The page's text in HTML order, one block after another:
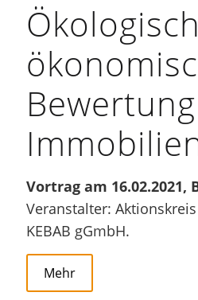
Vortrag am 16.02.2021,
Veranstalter: Aktionskreis
KEBAB gGmbH.
Mehr